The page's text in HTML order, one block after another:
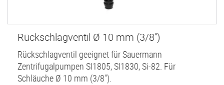
Rückschlagventil Ø 10 mm (3/8'')
Rückschlagventil geeignet für Sauermann
Zentrifugalpumpen SI1805, SI1830, Si-82. Für
Schläuche Ø 10 mm (3/8").